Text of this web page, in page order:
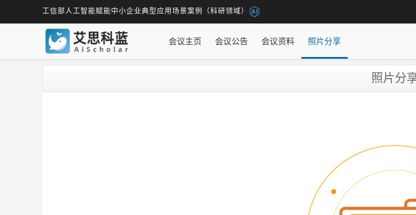
工信部人工智能赋能中小企业典型应用场景案例（科研领域）
会议主页 会议公告 会议资料 照片分享
照片分